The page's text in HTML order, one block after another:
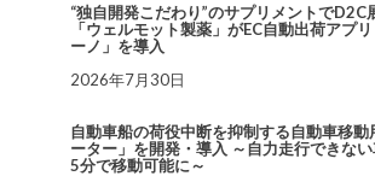
“独自開発こだわり”のサプリメントでD2C
「ウェルモット製薬」がEC自動出荷アプ
ーノ」を導入
2026年7月30日
自動車船の荷役中断を抑制する自動車移動
ーター」を開発・導入 ～自力走行できな
5分で移動可能に～